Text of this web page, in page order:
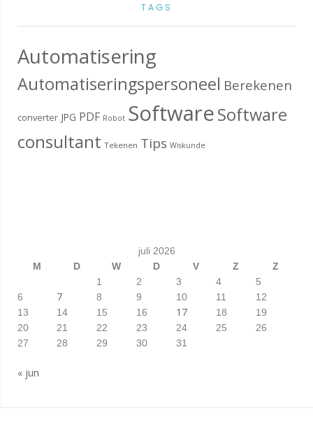
TAGS
Automatisering
Automatiseringspersoneel Berekenen
converter JPG PDF Robot SoftwareSoftware
consultant Tekenen Tips Wiskunde
juli 2026
M
D W D V Z
Z
1
2 3 4
5
6
7 8 9 10 11
12
13
14 15 16 17 18
19
20
21 22 23 24 25
26
27
28 29 30 31
« jun